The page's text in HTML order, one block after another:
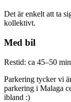
Det är enkelt att ta
kollektivt.
Med bil
Restid: ca 45–50
Parkering tycker vi
parkering i Malaga
ibland :)